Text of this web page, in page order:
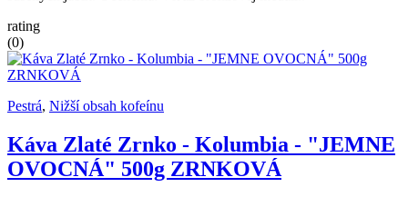
rating
(0)
Pestrá, Nižší obsah kofeínu
Káva Zlaté Zrnko - Kolumbia - "JEMNE
OVOCNÁ" 500g ZRNKOVÁ